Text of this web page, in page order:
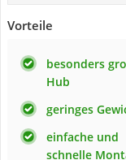
Vorteile
besonders
Hub
geringes
einfache und
schnelle